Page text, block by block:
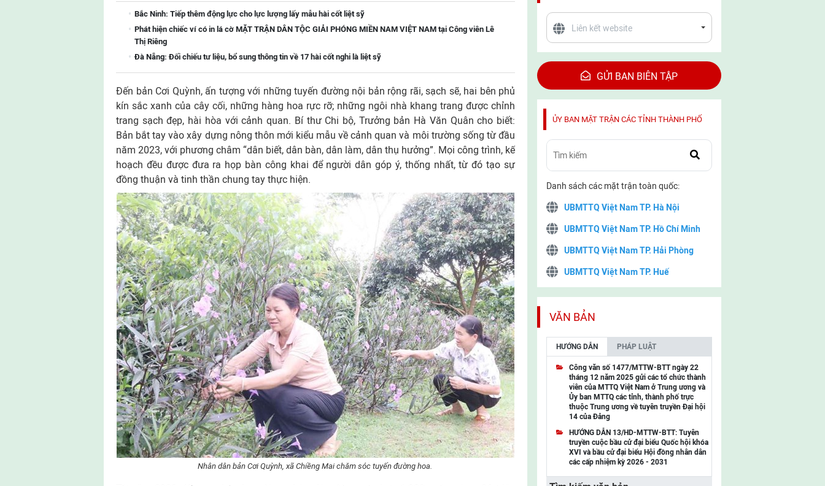
Bắc Ninh: Tiếp thêm động lực cho lực lượng lấy mẫu hài cốt liệt sỹ
Phát hiện chiếc ví có in lá cờ MẶT TRẬN DÂN TỘC GIẢI PHÓNG MIỀN NAM VIỆT NAM tại Công viên Lê
Thị Riêng
Đà Nẵng: Đối chiếu tư liệu, bổ sung thông tin về 17 hài cốt nghi là liệt sỹ
Đến bản Cơi Quỳnh, ấn tượng với những tuyến đường nội bản rộng rãi, sạch sẽ, hai bên phủ
kín sắc xanh của cây cối, những hàng hoa rực rỡ; những ngôi nhà khang trang được chỉnh
trang sạch đẹp, hài hòa với cảnh quan. Bí thư Chi bộ, Trưởng bản Hà Văn Quân cho biết:
Bản bắt tay vào xây dựng nông thôn mới kiểu mẫu về cảnh quan và môi trường sống từ đầu
năm 2023, với phương châm “dân biết, dân bàn, dân làm, dân thụ hưởng”. Mọi công trình, kế
hoạch đều được đưa ra họp bàn công khai để người dân góp ý, thống nhất, từ đó tạo sự
đồng thuận và tinh thần chung tay thực hiện.
Nhân dân bản Cơi Quỳnh, xã Chiềng Mai chăm sóc tuyến đường hoa.
GỬI BAN BIÊN TẬP
ỦY BAN MẶT TRẬN CÁC TỈNH THÀNH PHỐ
Danh sách các mặt trận toàn quốc:
UBMTTQ Việt Nam TP. Hà Nội
UBMTTQ Việt Nam TP. Hồ Chí Minh
UBMTTQ Việt Nam TP. Hải Phòng
UBMTTQ Việt Nam TP. Huế
UBMTTQ Việt Nam TP. Cần Thơ
UBMTTQ Việt Nam tỉnh Quảng Ninh
UBMTTQ Việt Nam tỉnh Cao Bằng
UBMTTQ Việt Nam tỉnh Lạng Sơn
UBMTTQ Việt Nam tỉnh Lai Châu
UBMTTQ Việt Nam tỉnh Điện Biên
UBMTTQ Việt Nam tỉnh Sơn La
UBMTTQ Việt Nam tỉnh Thanh Hóa
VĂN BẢN
HƯỚNG DẪN PHÁP LUẬT
Công văn số 1477/MTTW-BTT ngày 22
tháng 12 năm 2025 gửi các tổ chức thành
viên của MTTQ Việt Nam ở Trung ương và
Ủy ban MTTQ các tỉnh, thành phố trực
thuộc Trung ương về tuyên truyền Đại hội
14 của Đảng
HƯỚNG DẪN 13/HD-MTTW-BTT: Tuyên
truyền cuộc bầu cử đại biểu Quốc hội khóa
XVI và bầu cử đại biểu Hội đồng nhân dân
các cấp nhiệm kỳ 2026 - 2031